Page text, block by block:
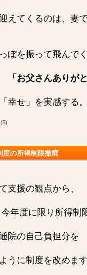
えてくるのは、妻
ぽを振って飛んで
「お父さんありが
幸せ」を実感する
度の所得制限撤廃
支援の観点から、
年度に限り所得制
院の自己負担分を
うに制度を改めま